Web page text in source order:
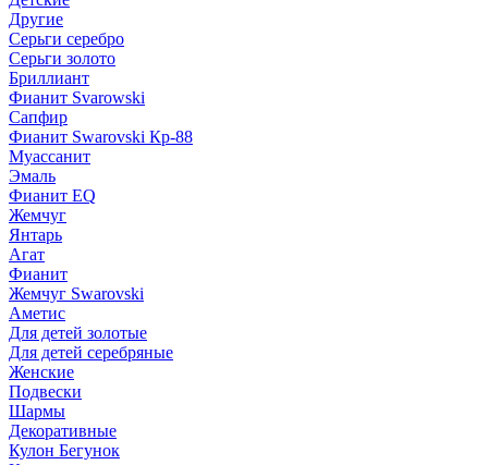
Другие
Серьги серебро
Серьги золото
Бриллиант
Фианит Svarowski
Сапфир
Фианит Swarovski Кр-88
Муассанит
Эмаль
Фианит EQ
Жемчуг
Янтарь
Агат
Фианит
Жемчуг Swarovski
Аметис
Для детей золотые
Для детей серебряные
Женские
Подвески
Шармы
Декоративные
Кулон Бегунок